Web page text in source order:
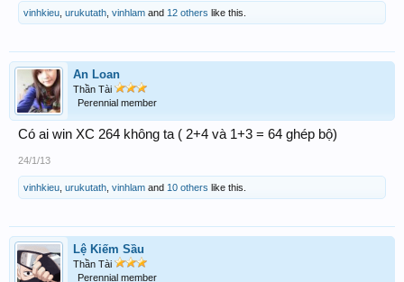
vinhkieu urukutath vinhlam and 12 others like this.
An Loan
Thần Tài
Perennial member
Có ai win XC 264 không ta ( 2+4 và 1+3 = 64 ghép bộ)
24/1/13
vinhkieu urukutath vinhlam and 10 others like this.
Lệ Kiếm Sầu
Thần Tài
Perennial member